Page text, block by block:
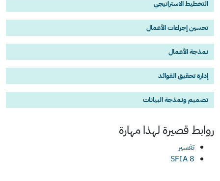
التخطيط الاستراتيجي
تحسين إجراءات الأعمال
نمذجة الأعمال
إدارة تحقيق الفوائد
تصميم ونمذجة البيانات
روابط قصيرة لهذامهارة
تفسير
SFIA 8